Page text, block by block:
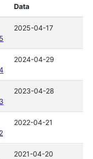
Data
2025-04-17
2024-04-29
2023-04-28
2022-04-21
2021-04-20